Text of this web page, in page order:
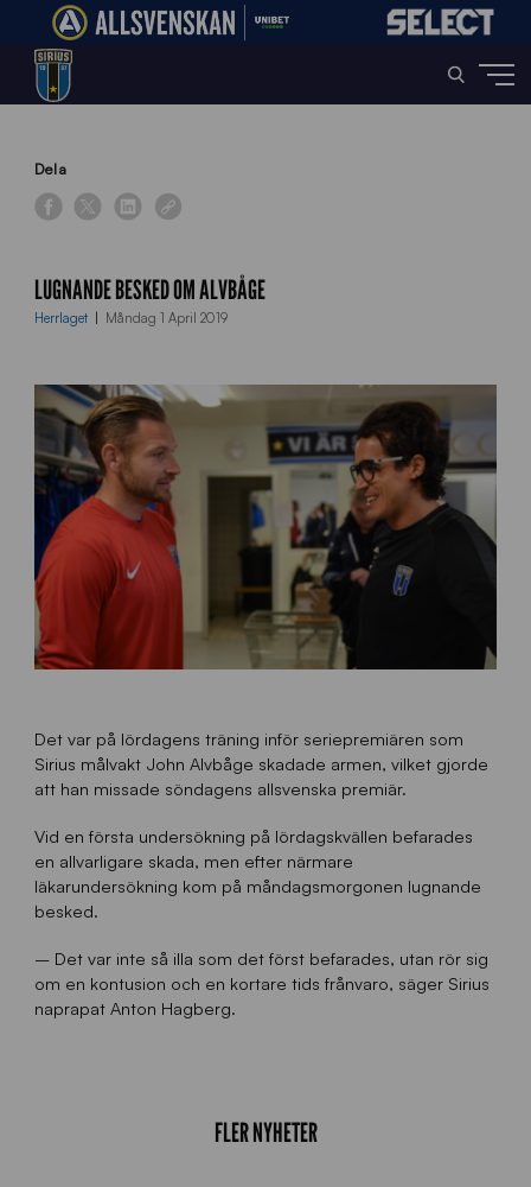
Home»
Dela
LUGNANDE BESKED OM ALVBÅGE
Herrlaget Måndag 1 April 2019
Det var på lördagens träning inför seriepremiären som
Sirius målvakt John Alvbåge skadade armen, vilket gjorde
att han missade söndagens allsvenska premiär.
Vid en första undersökning på lördagskvällen befarades
en allvarligare skada, men efter närmare
läkarundersökning kom på måndagsmorgonen lugnande
besked.
– Det var inte så illa som det först befarades, utan rör sig
om en kontusion och en kortare tids frånvaro, säger Sirius
naprapat Anton Hagberg.
FLER NYHETER